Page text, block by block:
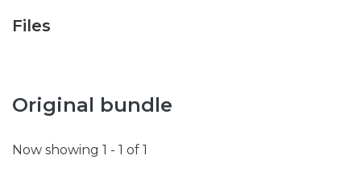
Files
Original bundle
Now showing 1 - 1 of 1